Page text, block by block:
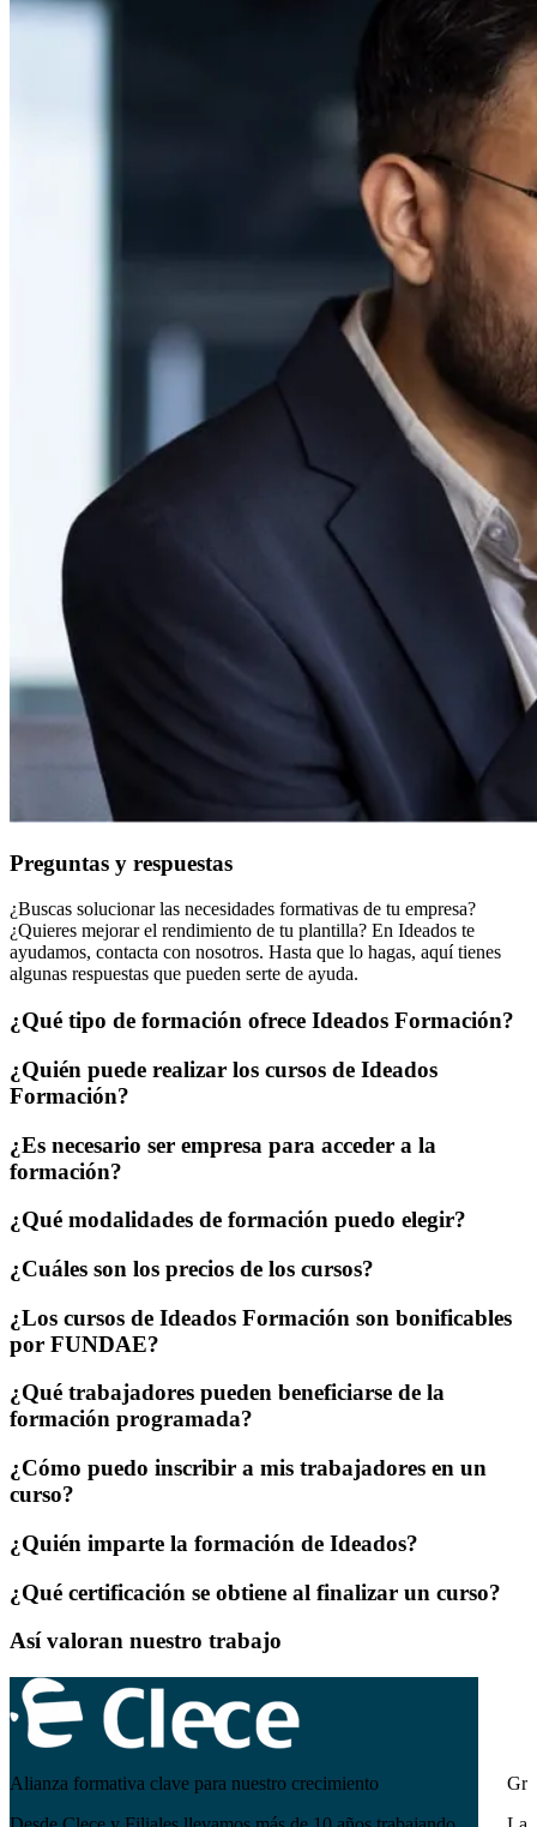
Preguntas y respuestas
¿Buscas solucionar las necesidades formativas de tu empresa?
¿Quieres mejorar el rendimiento de tu plantilla? En Ideados te
ayudamos, contacta con nosotros. Hasta que lo hagas, aquí tienes
algunas respuestas que pueden serte de ayuda.
¿Qué tipo de formación ofrece Ideados Formación?
¿Quién puede realizar los cursos de Ideados
Formación?
¿Es necesario ser empresa para acceder a la
formación?
¿Qué modalidades de formación puedo elegir?
¿Cuáles son los precios de los cursos?
¿Los cursos de Ideados Formación son bonificables
por FUNDAE?
¿Qué trabajadores pueden beneficiarse de la
formación programada?
¿Cómo puedo inscribir a mis trabajadores en un
curso?
¿Quién imparte la formación de Ideados?
¿Qué certificación se obtiene al finalizar un curso?
Así valoran nuestro trabajo
Alianza formativa clave para nuestro crecimiento